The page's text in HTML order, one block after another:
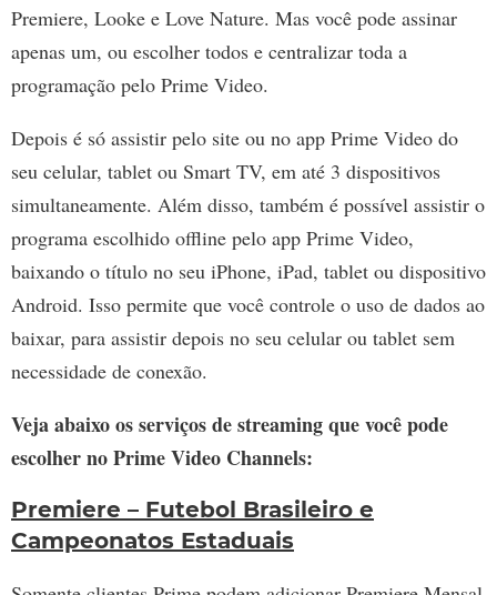
Premiere, Looke e Love Nature. Mas você pode assinar
apenas um, ou escolher todos e centralizar toda a
programação pelo Prime Video.
Depois é só assistir pelo site ou no app Prime Video do
seu celular, tablet ou Smart TV, em até 3 dispositivos
simultaneamente. Além disso, também é possível assistir o
programa escolhido offline pelo app Prime Video,
baixando o título no seu iPhone, iPad, tablet ou dispositivo
Android. Isso permite que você controle o uso de dados ao
baixar, para assistir depois no seu celular ou tablet sem
necessidade de conexão.
Veja abaixo os serviços de streaming que você pode
escolher no Prime Video Channels:
Premiere – Futebol Brasileiro e
Campeonatos Estaduais